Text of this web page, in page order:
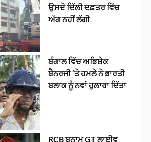
ਉਸਦੇ ਦਿੱਲੀ ਦਫ਼ਤਰ ਵਿੱਚ
ਅੱਗ ਨਹੀਂ ਲੱਗੀ
ਬੰਗਾਲ ਵਿੱਚ ਅਭਿਸ਼ੇਕ
ਬੈਨਰਜੀ ‘ਤੇ ਹਮਲੇ ਨੇ ਭਾਰਤੀ
ਬਲਾਕ ਨੂੰ ਨਵਾਂ ਹੁਲਾਰਾ ਦਿੱਤਾ
RCB ਬਨਾਮ GT ਲਾਈਵ